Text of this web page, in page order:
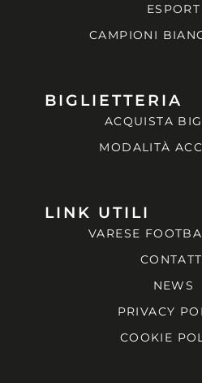
ESPORT
CAMPIONI
BIGLIETTERIA
ACQUISTA
MODALITÀ
LINK UTILI
VARESE
NEWS
PRIVACY
COOKIE